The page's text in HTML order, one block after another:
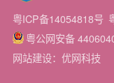
粤ICP备14054818号
粤公网安备
网站建设：优网科技